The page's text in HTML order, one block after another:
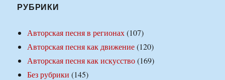
РУБРИКИ
Авторская песня в регионах(107)
Авторская песня как движение(120)
Авторская песня как искусство(169)
Без рубрики (145)